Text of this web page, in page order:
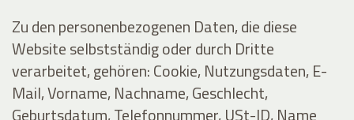
Zu den personenbezogenen Daten, die diese
Website selbstständig oder durch Dritte
verarbeitet, gehören: Cookie, Nutzungsdaten, E-
Mail, Vorname, Nachname, Geschlecht,
Geburtsdatum, Telefonnummer, USt-ID, Name